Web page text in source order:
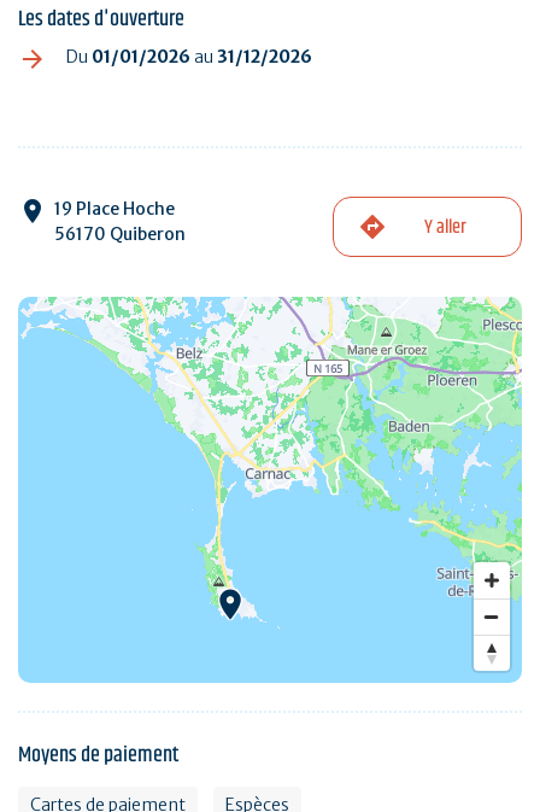
Les dates d'ouverture
Du 01/01/2026 au 31/12/2026
19 Place Hoche
56170 Quiberon
Y aller
Moyens de paiement
Cartes de paiement Espèces